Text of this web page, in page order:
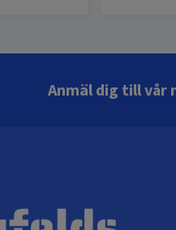
Anmäl dig till vår